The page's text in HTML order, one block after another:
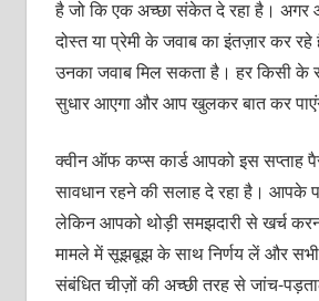
है जो कि एक अच्‍छा संकेत दे रहा है।
दोस्‍त या प्रेमी के जवाब का इंतज़ार कर
उनका जवाब मिल सकता है। हर किसी के
सुधार आएगा और आप खुलकर बात कर
क्‍वीन ऑफ कप्‍स कार्ड आपको इस सप्‍ताह
सावधान रहने की सलाह दे रहा है। आपके
लेकिन आपको थोड़ी समझदारी से खर्च
मामले में सूझबूझ के साथ निर्णय लें और
संबंधित चीज़ों की अच्‍छी तरह से जांच-